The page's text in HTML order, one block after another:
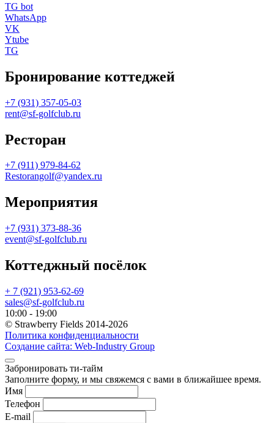
TG bot
WhatsApp
VK
Ytube
TG
Бронирование коттеджей
+7 (931) 357-05-03
rent@sf-golfclub.ru
Ресторан
+7 (911) 979-84-62
Restorangolf@yandex.ru
Мероприятия
+7 (931) 373-88-36
event@sf-golfclub.ru
Коттеджный посёлок
+ 7 (921) 953-62-69
sales@sf-golfclub.ru
10:00 - 19:00
© Strawberry Fields 2014-2026
Политика конфиденциальности
Создание сайта: Web-Industry Group
Забронировать ти-тайм
Заполните форму, и мы свяжемся с вами в ближайшее время.
Имя
Телефон
E-mail